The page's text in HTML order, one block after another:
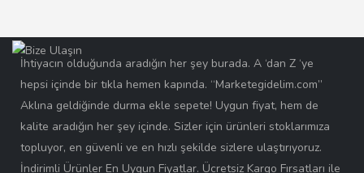
İhtiyacın olduğunda aradığın her şey burada. A ‘dan Z ‘ye
hepsi içinde bir tıkla hemen kapında. “Marketegidelim.com”
Aklına geldiğinde durma ekle sepete! Uygun fiyat, hem de
kalite aradığın her şey içinde. Sizler için ürünleri stoklarımıza
topluyor, en güvenli ve en hızlı şekilde sizlere ulaştırıyoruz.
İndirimli Ürünler En Uygun Fiyatlar. Ücretsiz Kargo Fırsatları ile